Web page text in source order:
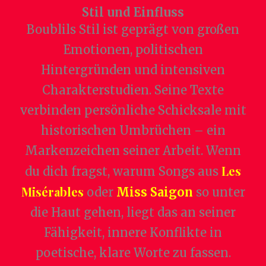
Stil und Einfluss
Boublils Stil ist geprägt von großen
Emotionen, politischen
Hintergründen und intensiven
Charakterstudien. Seine Texte
verbinden persönliche Schicksale mit
historischen Umbrüchen – ein
Markenzeichen seiner Arbeit. Wenn
du dich fragst, warum Songs aus Les
Misérables oder Miss Saigon so unter
die Haut gehen, liegt das an seiner
Fähigkeit, innere Konflikte in
poetische, klare Worte zu fassen.